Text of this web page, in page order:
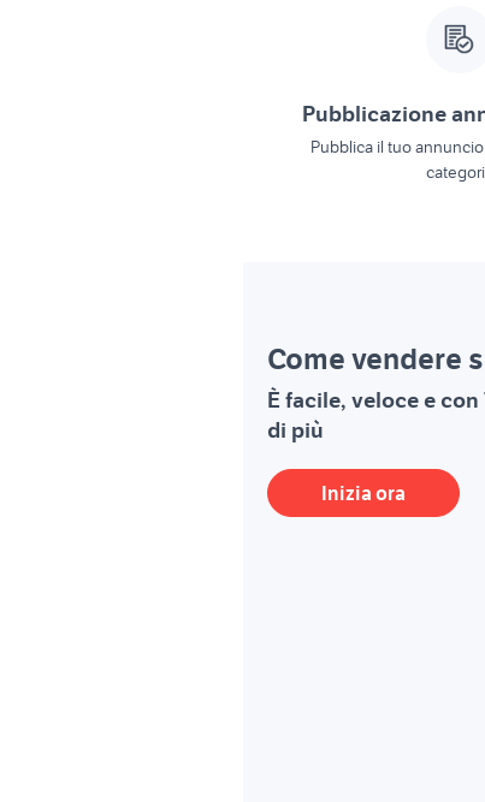
Pubblicazione
Pubblica il tuo
Come vendere
È facile, veloce e
di più
Inizia ora